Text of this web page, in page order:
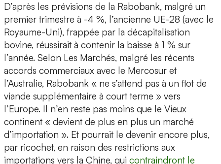
D’après les prévisions de la Rabobank, malgré un
premier trimestre à -4 %, l’ancienne UE-28 (avec le
Royaume-Uni), frappée par la décapitalisation
bovine, réussirait à contenir la baisse à 1 % sur
l’année. Selon Les Marchés, malgré les récents
accords commerciaux avec le Mercosur et
l’Australie, Rabobank « ne s’attend pas à un flot de
viande supplémentaire à court terme » vers
l’Europe. Il n’en reste pas moins que le Vieux
continent « devient de plus en plus un marché
d’importation ». Et pourrait le devenir encore plus,
par ricochet, en raison des restrictions aux
importations vers la Chine, qui contraindront le